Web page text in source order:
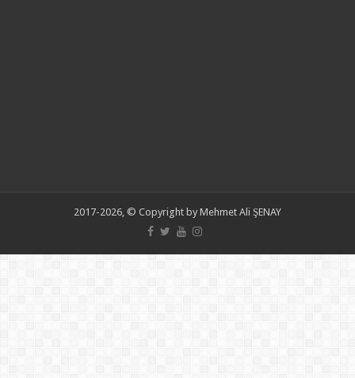
2017-2026, © Copyright by Mehmet Ali ŞENAY